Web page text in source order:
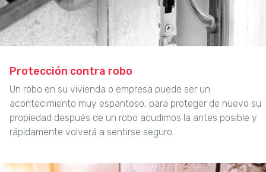
Protección contra robo
Un robo en su vivienda o empresa puede ser un
acontecimiento muy espantoso, para proteger de nuevo su
propiedad después de un robo acudimos la antes posible y
rápidamente volverá a sentirse seguro.